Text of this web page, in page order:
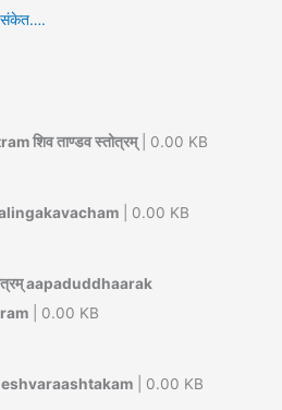
संकेत….
शिव ताण्डव स्तोत्रम्| 0.00 KB
| 0.00 KB
aapaduddhaarak
| 0.00 KB
| 0.00 KB